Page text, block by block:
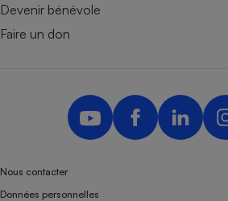
Devenir bénévole
Faire un don
Nous contacter
Données personnelles